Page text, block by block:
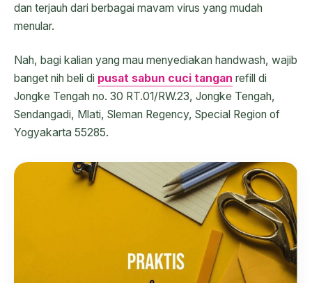
dan terjauh dari berbagai mavam virus yang mudah
menular.
Nah, bagi kalian yang mau menyediakan handwash, wajib
banget nih beli di pusat sabun cuci tangan refill di
Jongke Tengah no. 30 RT.01/RW.23, Jongke Tengah,
Sendangadi, Mlati, Sleman Regency, Special Region of
Yogyakarta 55285.